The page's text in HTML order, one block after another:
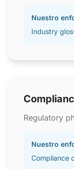
Nuestro
Industry
Regulatory
Nuestro
Compliance